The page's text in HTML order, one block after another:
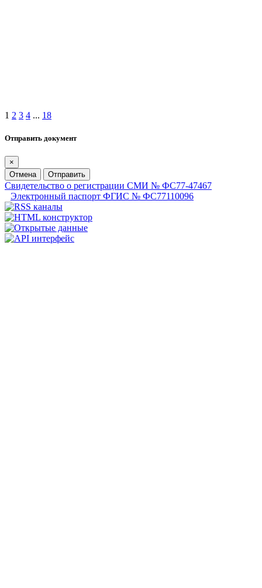
1 2 3 4 ... 18
Отправить документ
×
Отмена
Отправить
Свидетельство о регистрации СМИ № ФС77-47467
Электронный паспорт ФГИС № ФС77110096